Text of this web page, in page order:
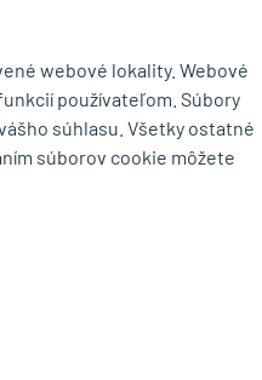
odber
údajov
webové lokality. Webové
používateľom. Súbory
súhlasu. Všetky ostatné
súborov cookie môžete